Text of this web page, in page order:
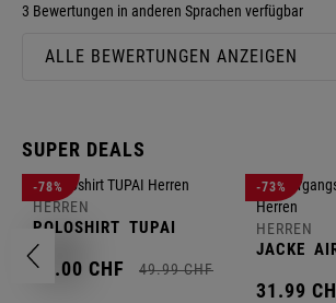
3 Bewertungen in anderen Sprachen verfügbar
ALLE BEWERTUNGEN ANZEIGEN
SUPER DEALS
-78%
HERREN
POLOSHIRT TUPAI
11.00 CHF 49.99 CHF
-73%
HERREN
JACKE
31.99